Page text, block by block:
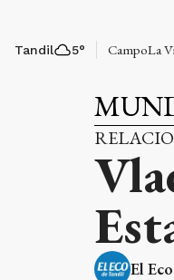
Tandil 5° CampoLa
El